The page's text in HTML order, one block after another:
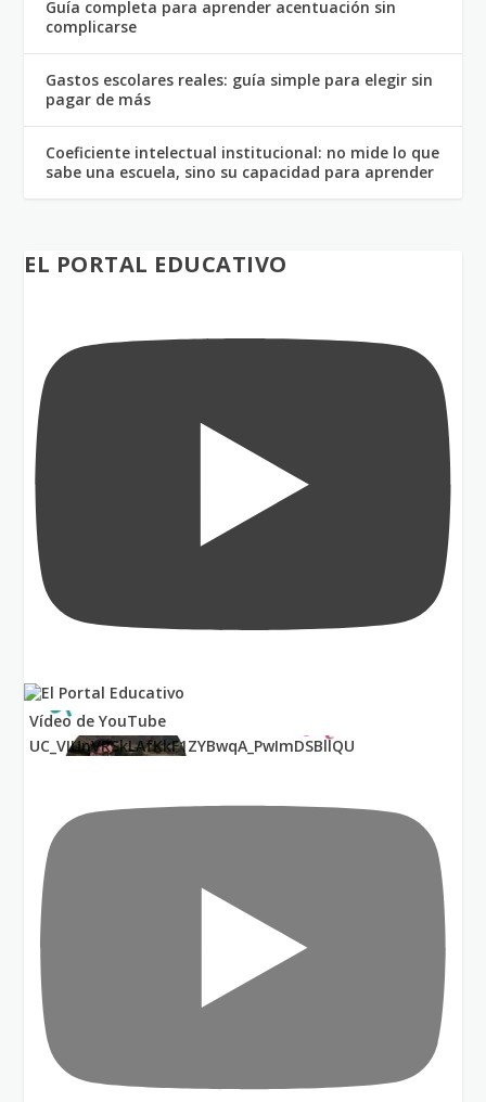
Guía completa para aprender acentuación sin
complicarse
Gastos escolares reales: guía simple para elegir sin
pagar de más
Coeficiente intelectual institucional: no mide lo que
sabe una escuela, sino su capacidad para aprender
EL PORTAL EDUCATIVO
Vídeo de YouTube
UC_VIUnVRSkLAfKkF1ZYBwqA_PwImDSBllQU